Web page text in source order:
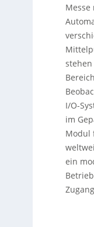
Messe
I/O-
im
Modul
ein